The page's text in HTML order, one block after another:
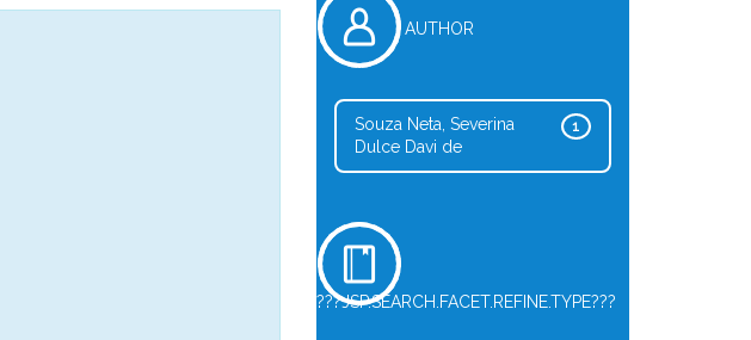
AUTHOR
1
Souza Neta, Severina
Dulce Davi de
???JSP.SEARCH.FACET.REFINE.TYPE???